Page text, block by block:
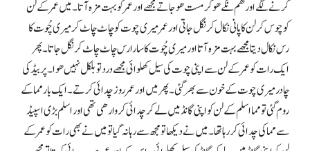
کرنے لگے اور ھم نگے ھوکر مست ھو جاتے مجھے اور عمر کو بہت مزہ آتا۔ میں عمر کے لن
کو چوس کر لن کا پانی نکال کر نگل جاتی اور عمر میری چوت کو چاٹ چاٹ کر میری چُوت کا
رس نکال دیتا مجھے بہت مزہ آتا اور میری چُوت کا سارا رس چاٹ چاٹ کر نگل جاتا۔ پھر
ایک رات کو عمر کے لن سے اپنی چوت کی سیل کھلوائی مجھے درد تو بلکل نہیں ھوا۔ پر بیڈ کی
چادر میری چوت کے خون سے بھر گئی۔ پھر میں اور عمر روز چدائی کرتے۔ ایک بار مما کے
روم گئی تو مما اسلم کے لن کو اپنی گانڈ میں لے کر چدائی کروا رھی تھی اور اسلم بڑی اسپیڈ
سے مما کی چدائی کر رہا تھا۔ میں نے دیکھا تو مجھ سے رہا نہ گیا تو میں نے بھی رات کو عمر کے